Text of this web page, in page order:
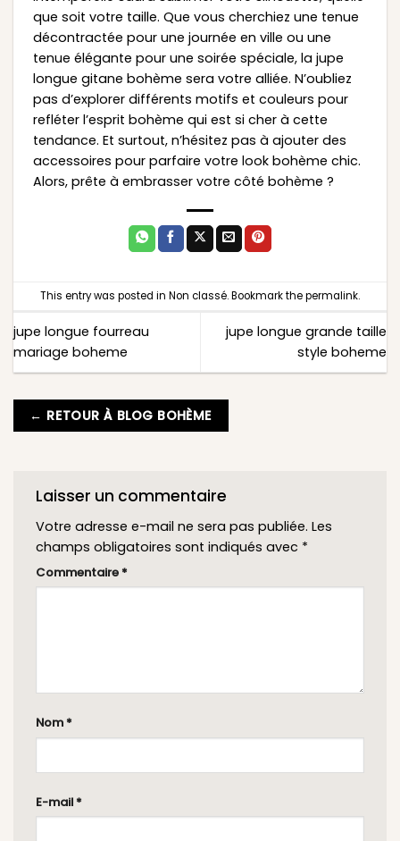
que soit votre taille. Que vous cherchiez une tenue
décontractée pour une journée en ville ou une
tenue élégante pour une soirée spéciale, la jupe
longue gitane bohème sera votre alliée. N’oubliez
pas d’explorer différents motifs et couleurs pour
refléter l’esprit bohème qui est si cher à cette
tendance. Et surtout, n’hésitez pas à ajouter des
accessoires pour parfaire votre look bohème chic.
Alors, prête à embrasser votre côté bohème ?
This entry was posted in Non classé. Bookmark thepermalink.
jupe longue fourreau
mariage boheme
jupe longue grande taille
style boheme
← RETOUR À BLOG BOHÈME
Laisser un commentaire
Votre adresse e-mail ne sera pas publiée. Les
champs obligatoires sont indiqués avec *
Commentaire *
Nom *
E-mail *